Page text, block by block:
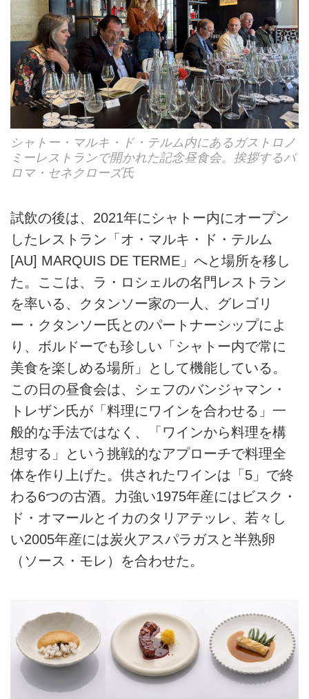
シャトー・マルキ・ド・テルム内にあるガストロノ
ミーレストランで開かれた記念昼食会。挨拶するパ
ロマ・セネクローズ氏
試飲の後は、2021年にシャトー内にオープン
したレストラン「オ・マルキ・ド・テルム
[AU] MARQUIS DE TERME」へと場所を移し
た。ここは、ラ・ロシェルの名門レストラン
を率いる、クタンソー家の一人、グレゴリ
ー・クタンソー氏とのパートナーシップによ
り、ボルドーでも珍しい「シャトー内で常に
美食を楽しめる場所」として機能している。
この日の昼食会は、シェフのバンジャマン・
トレザン氏が「料理にワインを合わせる」一
般的な手法ではなく、「ワインから料理を構
想する」という挑戦的なアプローチで料理全
体を作り上げた。供されたワインは「5」で終
わる6つの古酒。力強い1975年産にはビスク・
ド・オマールとイカのタリアテッレ、若々し
い2005年産には炭火アスパラガスと半熟卵
（ソース・モレ）を合わせた。